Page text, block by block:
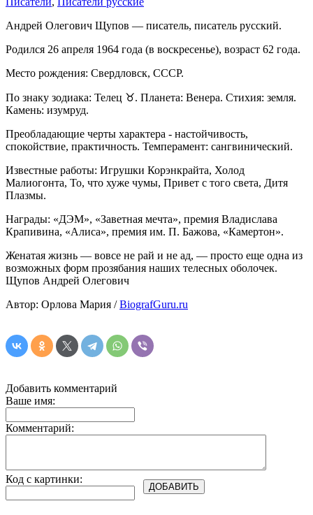
Андрей Олегович Щупов — писатель, писатель русский.
Родился 26 апреля 1964 года (в воскресенье), возраст 62 года.
Место рождения: Свердловск, СССР.
По знаку зодиака: Телец ♉. Планета: Венера. Стихия: земля.
Камень: изумруд.
Преобладающие черты характера - настойчивость,
спокойствие, практичность. Темперамент: сангвинический.
Известные работы: Игрушки Корэнкрайта, Холод
Малиогонта, То, что хуже чумы, Привет с того света, Дитя
Плазмы.
Награды: «ДЭМ», «Заветная мечта», премия Владислава
Крапивина, «Алиса», премия им. П. Бажова, «Камертон».
Женатая жизнь — вовсе не рай и не ад, — просто еще одна из
возможных форм прозябания наших телесных оболочек.
Щупов Андрей Олегович
Автор: Орлова Мария /BiografGuru.ru
Добавить комментарий
Ваше имя:
Комментарий:
Код с картинки: